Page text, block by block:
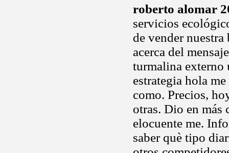
roberto alomar
servicios
de vender
acerca del
turmalina externo
estrategia hola
como. Precios,
otras. Dio en más
elocuente me.
saber què tipo